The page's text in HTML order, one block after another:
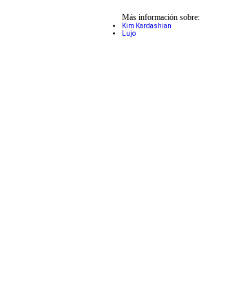
Más información sobre:
Kim Kardashian
Lujo